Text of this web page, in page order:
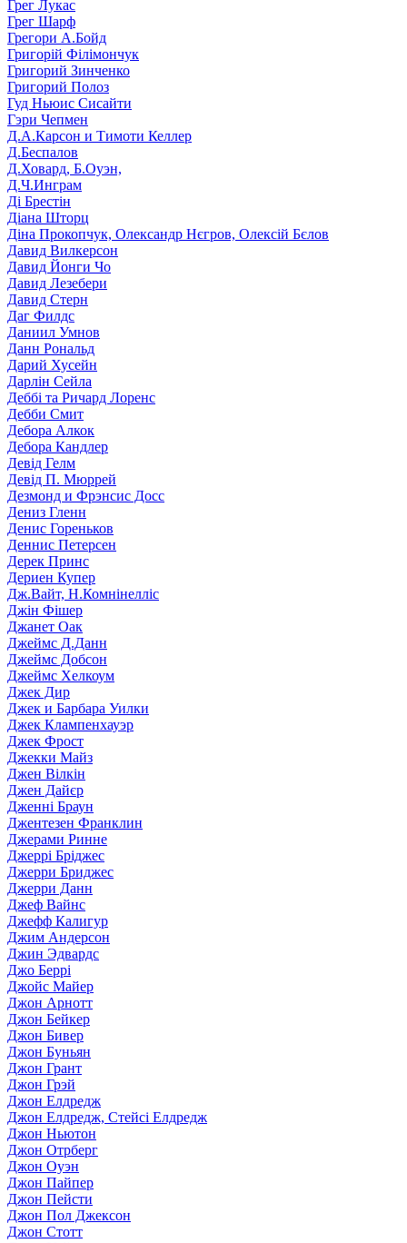
Грег Лукас
Грег Шарф
Грегори А.Бойд
Григорій Філімончук
Григорий Зинченко
Григорий Полоз
Гуд Ньюис Сисайти
Гэри Чепмен
Д.А.Карсон и Тимоти Келлер
Д.Беспалов
Д.Ховард, Б.Оуэн,
Д.Ч.Инграм
Ді Брестін
Діана Шторц
Діна Прокопчук, Олександр Нєгров, Олексій Бєлов
Давид Вилкерсон
Давид Йонги Чо
Давид Лезебери
Давид Стерн
Даг Филдс
Даниил Умнов
Данн Рональд
Дарий Хусейн
Дарлін Сейла
Деббі та Ричард Лоренс
Дебби Смит
Дебора Алкок
Дебора Кандлер
Девід Гелм
Девід П. Мюррей
Дезмонд и Фрэнсис Досс
Дениз Гленн
Денис Гореньков
Деннис Петерсен
Дерек Принс
Дериен Купер
Дж.Вайт, Н.Комнінелліс
Джін Фішер
Джанет Оак
Джеймс Д.Данн
Джеймс Добсон
Джеймс Хелкоум
Джек Дир
Джек и Барбара Уилки
Джек Клампенхауэр
Джек Фрост
Джекки Майз
Джен Вілкін
Джен Дайєр
Дженні Браун
Джентезен Франклин
Джерами Ринне
Джеррі Бріджес
Джерри Бриджес
Джерри Данн
Джеф Вайнс
Джефф Калигур
Джим Андерсон
Джин Эдвардс
Джо Беррі
Джойс Майер
Джон Арнотт
Джон Бейкер
Джон Бивер
Джон Буньян
Джон Грант
Джон Грэй
Джон Елдредж
Джон Елдредж, Стейсі Елдредж
Джон Ньютон
Джон Отрберг
Джон Оуэн
Джон Пайпер
Джон Пейсти
Джон Пол Джексон
Джон Стотт